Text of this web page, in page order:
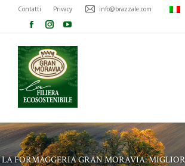
Contatti Privacy info@brazzale.com
LA FORMAGGERIA GRAN MORAVIA: